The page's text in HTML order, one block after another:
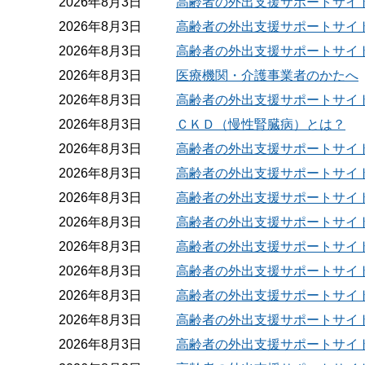
2026年8月3日
高齢者の外出支援サポートサイ
2026年8月3日
高齢者の外出支援サポートサイ
2026年8月3日
医療機関・介護事業者のかたへ
2026年8月3日
高齢者の外出支援サポートサイ
2026年8月3日
ＣＫＤ（慢性腎臓病）とは？
2026年8月3日
高齢者の外出支援サポートサイ
2026年8月3日
高齢者の外出支援サポートサイ
2026年8月3日
高齢者の外出支援サポートサイ
2026年8月3日
高齢者の外出支援サポートサイ
2026年8月3日
高齢者の外出支援サポートサイ
2026年8月3日
高齢者の外出支援サポートサイ
2026年8月3日
高齢者の外出支援サポートサイ
2026年8月3日
高齢者の外出支援サポートサイ
2026年8月3日
高齢者の外出支援サポートサイ